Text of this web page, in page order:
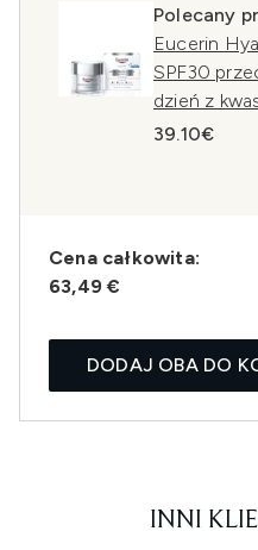
Polecany
Eucerin
SPF30
dzień z
39.10€
Cena całkowita:
63,49 €
DODAJ OBA DO
INNI